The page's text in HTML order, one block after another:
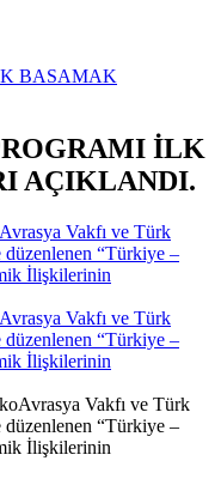
BASAMAK
İLK
AÇIKLANDI.
Vakfı ve Türk
“Türkiye –
İlişkilerinin
Vakfı ve Türk
“Türkiye –
İlişkilerinin